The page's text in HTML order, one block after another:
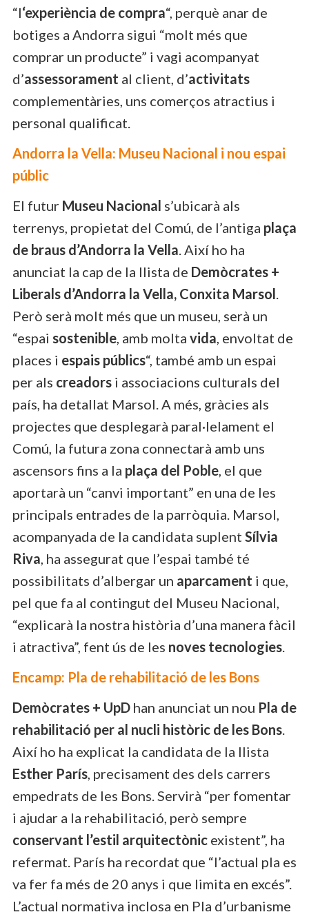
“l‘experiència de compra“, perquè anar de
botiges a Andorra sigui “molt més que
comprar un producte” i vagi acompanyat
d’assessorament al client, d’activitats
complementàries, uns comerços atractius i
personal qualificat.
Andorra la Vella: Museu Nacional i nou espai
públic
El futur Museu Nacional s’ubicarà als
terrenys, propietat del Comú, de l’antiga plaça
de braus d’Andorra la Vella. Així ho ha
anunciat la cap de la llista de Demòcrates +
Liberals d’Andorra la Vella, Conxita Marsol.
Però serà molt més que un museu, serà un
“espai sostenible, amb molta vida, envoltat de
places i espais públics“, també amb un espai
per als creadors i associacions culturals del
país, ha detallat Marsol. A més, gràcies als
projectes que desplegarà paral·lelament el
Comú, la futura zona connectarà amb uns
ascensors fins a la plaça del Poble, el que
aportarà un “canvi important” en una de les
principals entrades de la parròquia. Marsol,
acompanyada de la candidata suplent Sílvia
Riva, ha assegurat que l’espai també té
possibilitats d’albergar un aparcament i que,
pel que fa al contingut del Museu Nacional,
“explicarà la nostra història d’una manera fàcil
i atractiva”, fent ús de les noves tecnologies.
Encamp: Pla de rehabilitació de les Bons
Demòcrates + UpD han anunciat un nou Pla de
rehabilitació per al nucli històric de les Bons.
Així ho ha explicat la candidata de la llista
Esther París, precisament des dels carrers
empedrats de les Bons. Servirà “per fomentar
i ajudar a la rehabilitació, però sempre
conservant l’estil arquitectònic existent”, ha
refermat. París ha recordat que “l’actual pla es
va fer fa més de 20 anys i que limita en excés”.
L’actual normativa inclosa en Pla d’urbanisme